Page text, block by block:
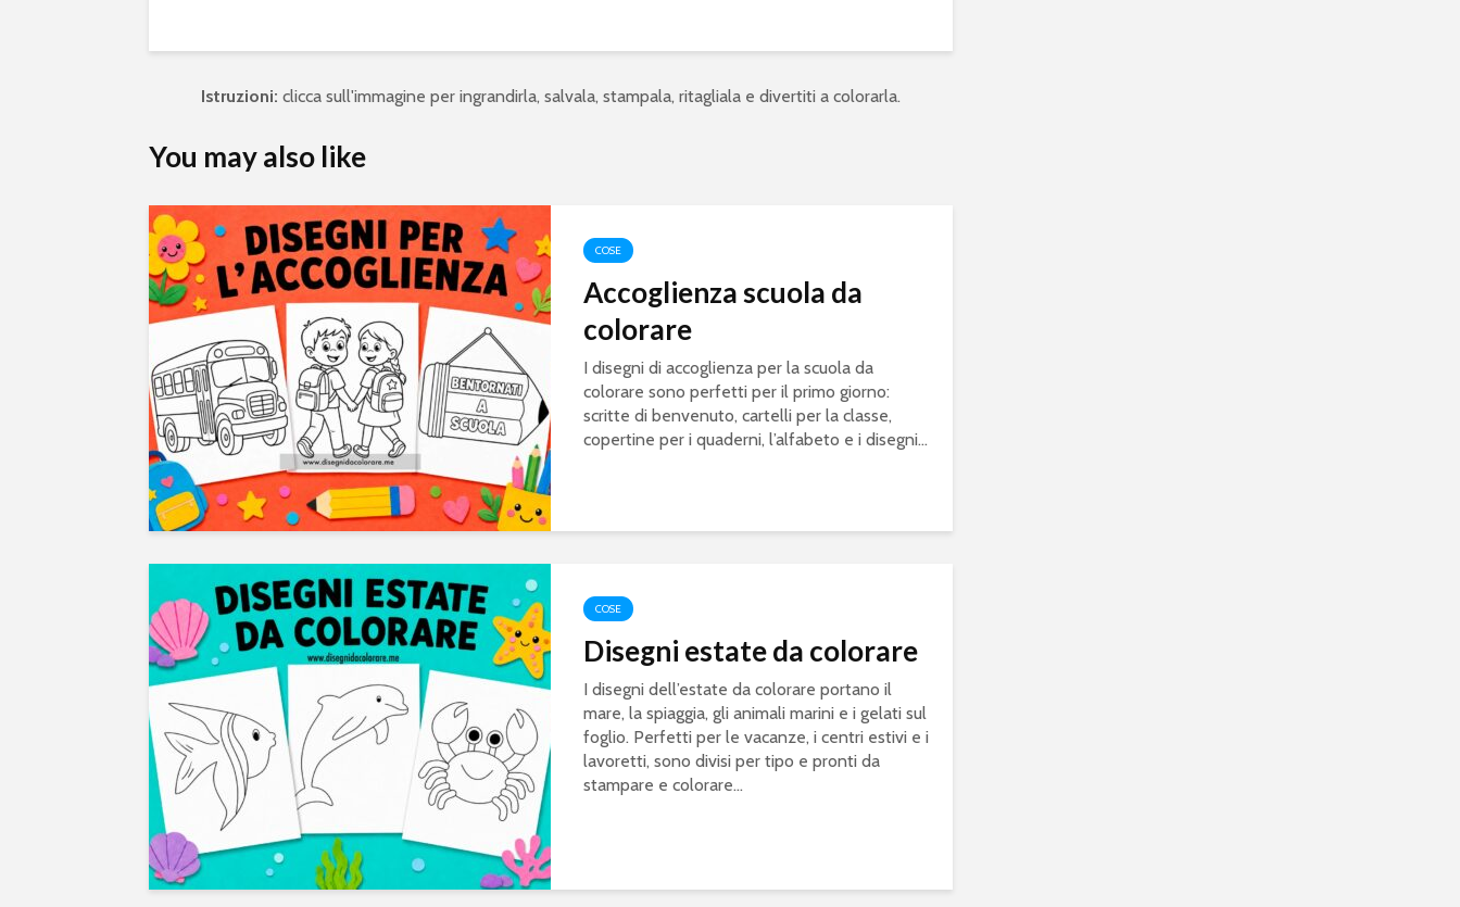
Istruzioni: clicca sull'immagine per ingrandirla, salvala, stampala, ritagliala e divertiti a colorarla.
You may also like
COSE
Accoglienza scuola da
colorare
I disegni di accoglienza per la scuola da
colorare sono perfetti per il primo giorno:
scritte di benvenuto, cartelli per la classe,
copertine per i quaderni, l’alfabeto e i disegni...
COSE
Disegni estate da colorare
I disegni dell’estate da colorare portano il
mare, la spiaggia, gli animali marini e i gelati sul
foglio. Perfetti per le vacanze, i centri estivi e i
lavoretti, sono divisi per tipo e pronti da
stampare e colorare...